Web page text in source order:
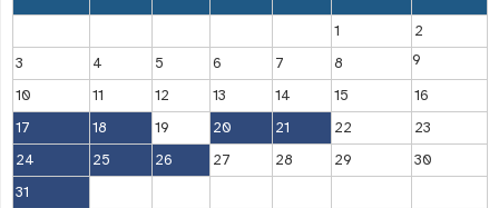
1
2
3
4 5 6 7 8
9
10
11 12 13 14 15
16
17
18 19 20 21 22
23
24
25 26 27 28 29
30
31